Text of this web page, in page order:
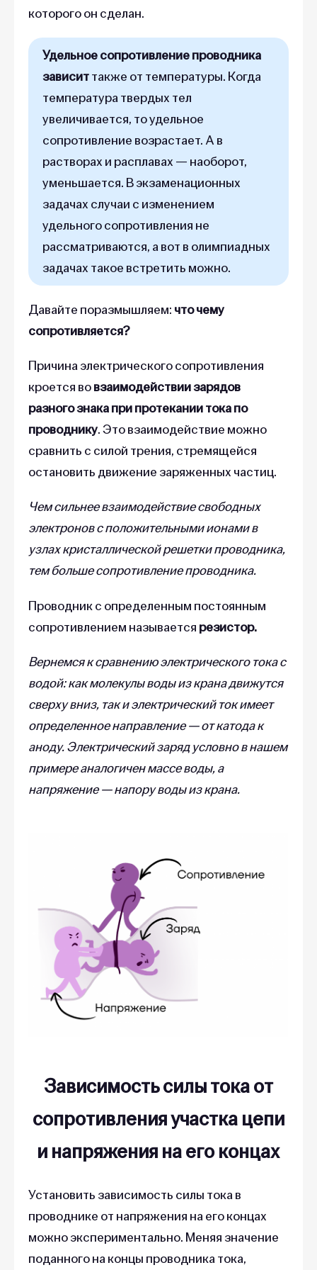
которого он сделан.
Удельное сопротивление проводника
зависиттакже от температуры. Когда
температура твердых тел
увеличивается, то удельное
сопротивление возрастает. А в
растворах и расплавах — наоборот,
уменьшается. В экзаменационных
задачах случаи с изменением
удельного сопротивления не
рассматриваются, а вот в олимпиадных
задачах такое встретить можно.
Давайте поразмышляем: что чему
сопротивляется?
Причина электрического сопротивления
кроется вовзаимодействии зарядов
разного знака при протекании тока по
проводнику. Это взаимодействие можно
сравнить с силой трения, стремящейся
остановить движение заряженных частиц.
Чем сильнее взаимодействие свободных
электронов с положительными ионами в
узлах кристаллической решетки проводника,
тем больше сопротивление проводника.
Проводник с определенным постоянным
сопротивлением называется резистор.
Вернемся к сравнению электрического тока с
водой: как молекулы воды из крана движутся
сверху вниз, так и электрический ток имеет
определенное направление — от катода к
аноду. Электрический заряд условно в нашем
примере аналогичен массе воды, а
напряжение — напору воды из крана.
Зависимость силы тока от
сопротивления участка цепи
и напряжения на его концах
Установить зависимость силы тока в
проводнике от напряжения на его концах
можно экспериментально. Меняя значение
поданного на концы проводника тока,